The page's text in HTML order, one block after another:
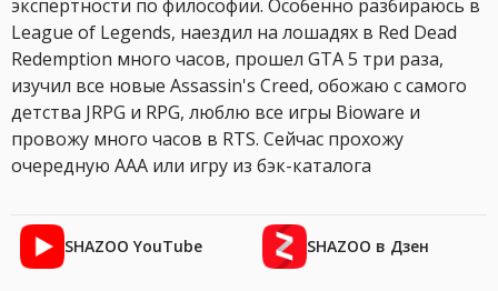
экспертности по философии. Особенно разбираюсь в
League of Legends, наездил на лошадях в Red Dead
Redemption много часов, прошел GTA 5 три раза,
изучил все новые Assassin's Creed, обожаю с самого
детства JRPG и RPG, люблю все игры Bioware и
провожу много часов в RTS. Сейчас прохожу
очередную AAA или игру из бэк-каталога
SHAZOO YouTube SHAZOO в Дзен